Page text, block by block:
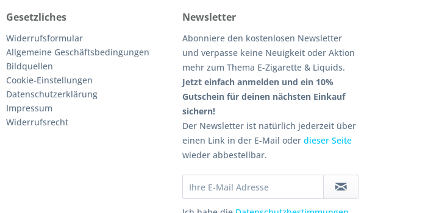
Gesetzliches
Widerrufsformular
Allgemeine Geschäftsbedingungen
Bildquellen
Cookie-Einstellungen
Datenschutzerklärung
Impressum
Widerrufsrecht
Newsletter
Abonniere den kostenlosen Newsletter
und verpasse keine Neuigkeit oder Aktion
mehr zum Thema E-Zigarette & Liquids.
Jetzt einfach anmelden und ein 10%
Gutschein für deinen nächsten Einkauf
sichern!
Der Newsletter ist natürlich jederzeit über
einen Link in der E-Mail oderdieser Seite
wieder abbestellbar.